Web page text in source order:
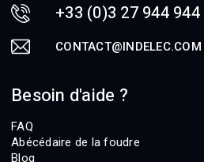
+33 (0)3 27 944 944
CONTACT@INDELEC.COM
Besoin d'aide ?
FAQ
Abécédaire de la foudre
Blog